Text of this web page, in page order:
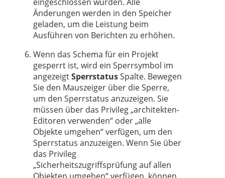
Änderungen werden in den Speicher
geladen, um die Leistung beim
Ausführen von Berichten zu erhöhen.
Wenn das Schema für ein Projekt
gesperrt ist, wird ein Sperrsymbol im
angezeigtSperrstatusSpalte. Bewegen
Sie den Mauszeiger über die Sperre,
um den Sperrstatus anzuzeigen. Sie
müssen über das Privileg „architekten-
Editoren verwenden“ oder „alle
Objekte umgehen“ verfügen, um den
Sperrstatus anzuzeigen. Wenn Sie über
das Privileg
„Sicherheitszugriffsprüfung auf allen